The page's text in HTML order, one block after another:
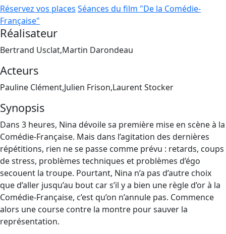
Réservez vos places Séances du film "De la Comédie-
Française"
Réalisateur
Bertrand Usclat,Martin Darondeau
Acteurs
Pauline Clément,Julien Frison,Laurent Stocker
Synopsis
Dans 3 heures, Nina dévoile sa première mise en scène à la
Comédie-Française. Mais dans l’agitation des dernières
répétitions, rien ne se passe comme prévu : retards, coups
de stress, problèmes techniques et problèmes d’égo
secouent la troupe. Pourtant, Nina n’a pas d’autre choix
que d’aller jusqu’au bout car s’il y a bien une règle d’or à la
Comédie-Française, c’est qu’on n’annule pas. Commence
alors une course contre la montre pour sauver la
représentation.